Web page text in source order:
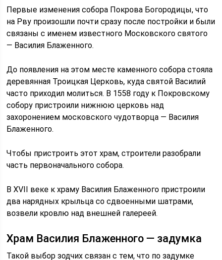
Первые изменения собора Покрова Богородицы, что
на Рву произошли почти сразу после постройки и были
связаны с именем известного Московского святого
— Василия Блаженного.
До появления на этом месте каменного собора стояла
деревянная Троицкая Церковь, куда святой Василий
часто приходил молиться. В 1558 году к Покровскому
собору пристроили нижнюю церковь над
захоронением московского чудотворца — Василия
Блаженного.
Чтобы пристроить этот храм, строители разобрали
часть первоначального собора.
В XVII веке к храму Василия Блаженного пристроили
два нарядных крыльца со сдвоенными шатрами,
возвели кровлю над внешней галереей.
Храм Василия Блаженного — задумка
Такой выбор зодчих связан с тем, что по задумке